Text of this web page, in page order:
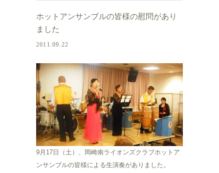
ホットアンサンブルの皆様の慰問があり
ました
2011.09.22
9月17日（土）、岡崎南ライオンズクラブホットア
ンサンブルの皆様による生演奏がありました。